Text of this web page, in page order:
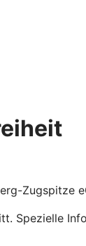
Zugspitze
Spezielle